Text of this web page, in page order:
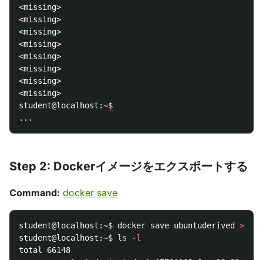
<missing>
<missing>
<missing>
<missing>
<missing>
<missing>
<missing>
<missing>
student@localhost:~$
Step 2: Dockerイメージをエクスポートする
Command: docker save
student@localhost:~$ docker save ubuntuderived >
student@localhost:~$ ls
-l